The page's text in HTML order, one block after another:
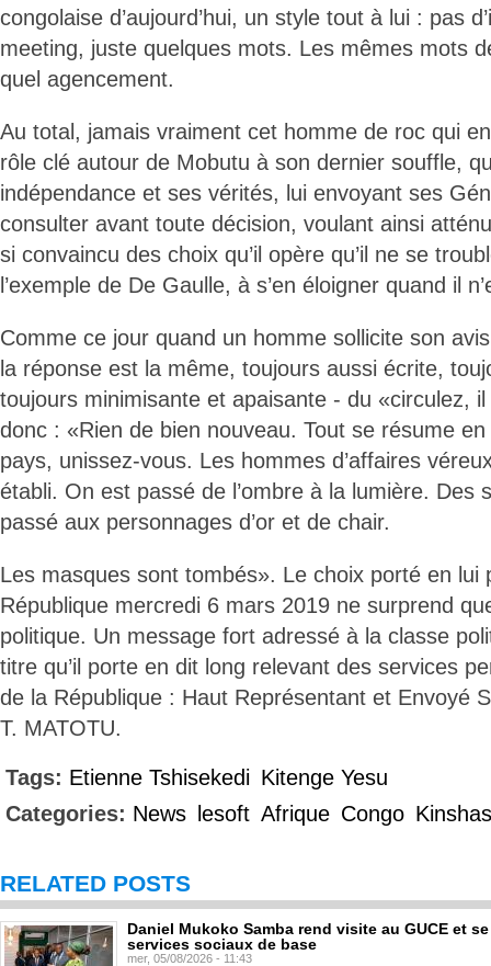
congolaise d’aujourd’hui, un style tout à lui : pas
meeting, juste quelques mots. Les mêmes mots
quel agencement.
Au total, jamais vraiment cet homme de roc qui
rôle clé autour de Mobutu à son dernier souffle,
indépendance et ses vérités, lui envoyant ses
consulter avant toute décision, voulant ainsi
si convaincu des choix qu’il opère qu’il ne se
l’exemple de De Gaulle, à s’en éloigner quand il
Comme ce jour quand un homme sollicite son
la réponse est la même, toujours aussi écrite,
toujours minimisante et apaisante - du «circulez, il
donc : «Rien de bien nouveau. Tout se résume
pays, unissez-vous. Les hommes d’affaires
établi. On est passé de l’ombre à la lumière. Des
passé aux personnages d’or et de chair.
Les masques sont tombés». Le choix porté en lui
République mercredi 6 mars 2019 ne surprend
politique. Un message fort adressé à la classe
titre qu’il porte en dit long relevant des services
de la République : Haut Représentant et Envoyé
T. MATOTU.
Tags: Etienne Tshisekedi Kitenge Yesu
Categories: News lesoft Afrique Congo
RELATED POSTS
Daniel Mukoko Samba rend visite au GUCE et
services sociaux de base
mer, 05/08/2026 - 11:43